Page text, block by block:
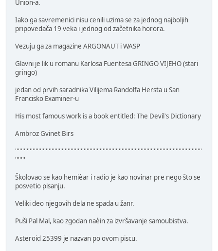
Union-a.
Iako ga savremenici nisu cenili uzima se za jednog najboljih
pripovedača 19 veka i jednog od začetnika horora.
Vezuju ga za magazine ARGONAUT i WASP
Glavni je lik u romanu Karlosa Fuentesa GRINGO VIJEHO (stari
gringo)
jedan od prvih saradnika Vilijema Randolfa Hersta u San
Francisko Examiner-u
His most famous work is a book entitled: The Devil's Dictionary
Ambroz Gvinet Birs
''''''''''''''''''''''''''''''''''''''''''''''''''''''''''''''''''''''''''''''''''''''''''''''''''''''''''''''''''''''''''''''''
'''''''
Školovao se kao hemièar i radio je kao novinar pre nego što se
posvetio pisanju.
Veliki deo njegovih dela ne spada u žanr.
Puši Pal Mal, kao zgodan naèin za izvršavanje samoubistva.
Asteroid 25399 je nazvan po ovom piscu.